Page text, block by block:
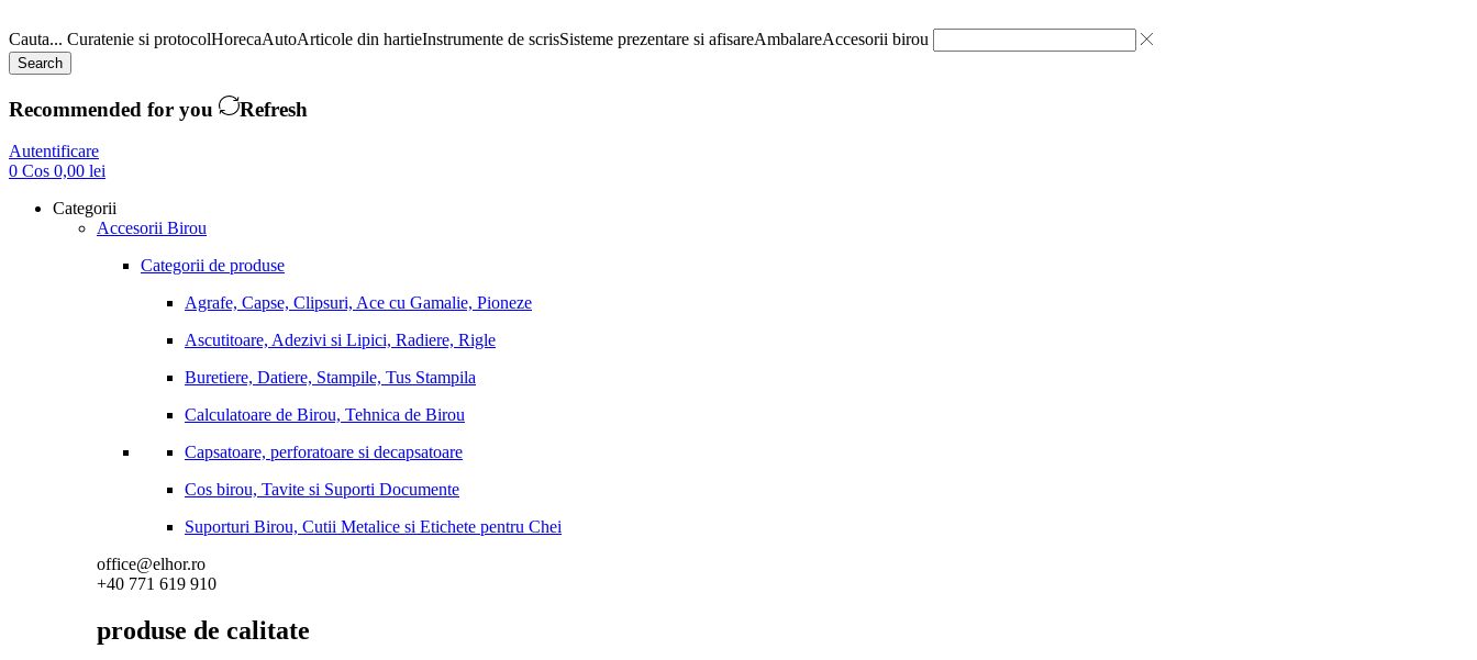
Cauta... Curatenie si protocolHorecaAutoArticole din hartieInstrumente de scrisSisteme prezentare si afisareAmbalareAccesorii birou
Search
Recommended for you Refresh
Autentificare
0 Cos 0,00 lei
Categorii
Accesorii Birou
Categorii de produse
Agrafe, Capse, Clipsuri, Ace cu Gamalie, Pioneze
Ascutitoare, Adezivi si Lipici, Radiere, Rigle
Buretiere, Datiere, Stampile, Tus Stampila
Calculatoare de Birou, Tehnica de Birou
Capsatoare, perforatoare si decapsatoare
Cos birou, Tavite si Suporti Documente
Suporturi Birou, Cutii Metalice si Etichete pentru Chei
office@elhor.ro
+40 771 619 910
produse de calitate